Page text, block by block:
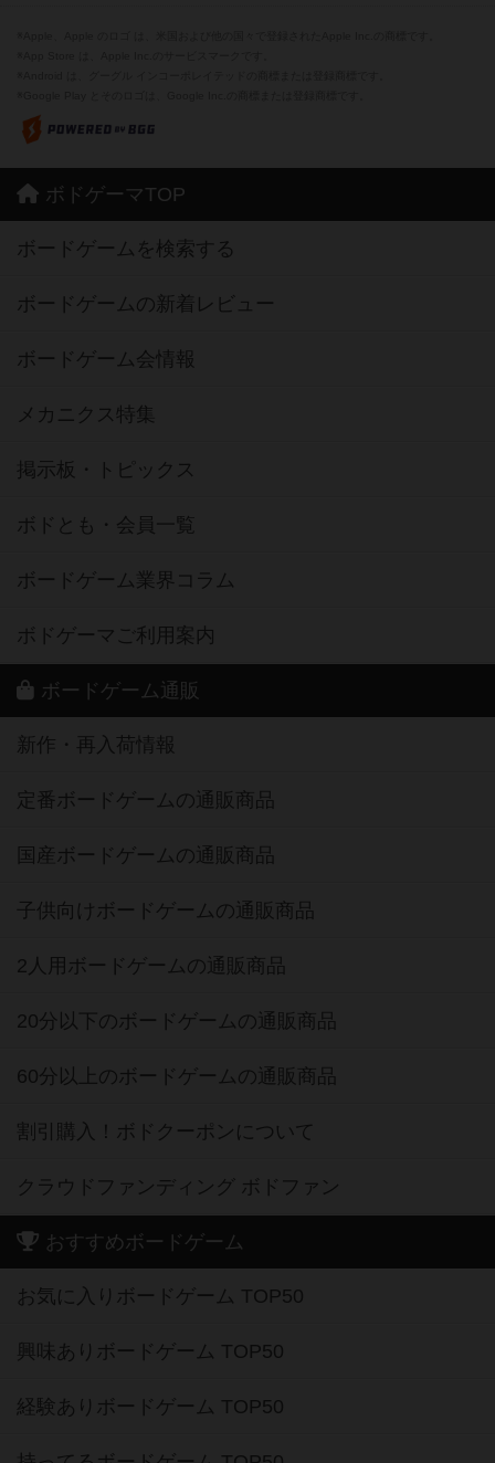
ボドゲーマTOP
ボードゲームを検索する
ボードゲームの新着レビュー
ボードゲーム会情報
メカニクス特集
掲示板・トピックス
ボドとも・会員一覧
ボードゲーム業界コラム
ボドゲーマご利用案内
ボードゲーム通販
新作・再入荷情報
定番ボードゲームの通販商品
国産ボードゲームの通販商品
子供向けボードゲームの通販商品
2人用ボードゲームの通販商品
20分以下のボードゲームの通販商品
60分以上のボードゲームの通販商品
割引購入！ボドクーポンについて
クラウドファンディング ボドファン
おすすめボードゲーム
お気に入りボードゲーム TOP50
興味ありボードゲーム TOP50
経験ありボードゲーム TOP50